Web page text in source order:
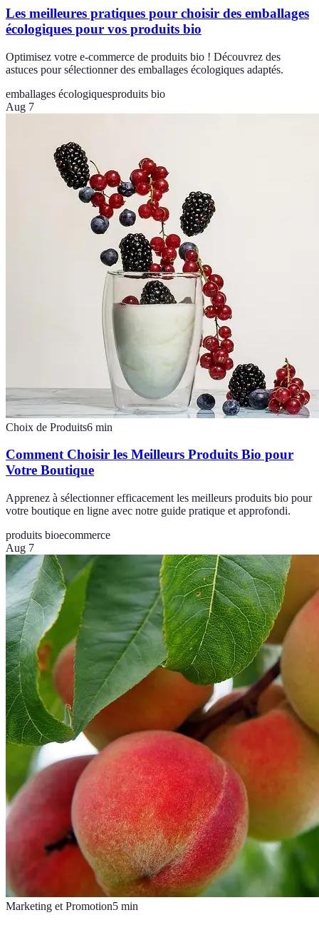
Les meilleures pratiques pour choisir des emballages
écologiques pour vos produits bio
Optimisez votre e-commerce de produits bio ! Découvrez des
astuces pour sélectionner des emballages écologiques adaptés.
emballages écologiquesproduits bio
Aug 7
Choix de Produits6 min
Comment Choisir les Meilleurs Produits Bio pour
Votre Boutique
Apprenez à sélectionner efficacement les meilleurs produits bio pour
votre boutique en ligne avec notre guide pratique et approfondi.
produits bioecommerce
Aug 7
Marketing et Promotion5 min